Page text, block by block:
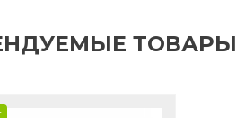
ТОВАРЫ